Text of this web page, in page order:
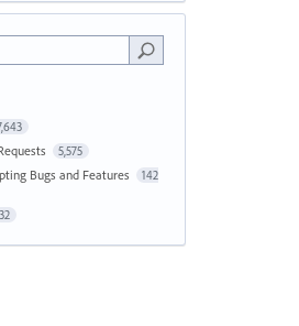
5,575
Bugs and Features 142
32